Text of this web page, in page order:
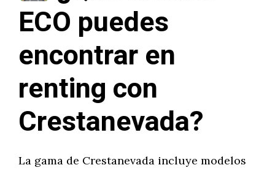
ECO puedes
encontrar en
renting con
Crestanevada?
La gama de Crestanevada incluye modelos